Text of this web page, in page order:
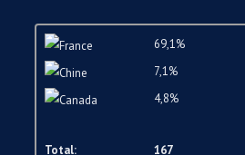
69,1%
7,1%
4,8%
Total: 167